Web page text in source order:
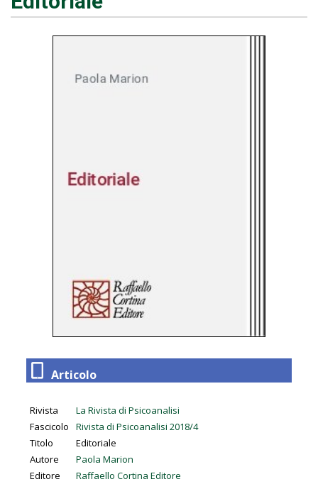
Articolo
Rivista
La Rivista di Psicoanalisi
Fascicolo
Rivista di Psicoanalisi 2018/4
Titolo
Editoriale
Autore
Paola Marion
Editore
Raffaello Cortina Editore